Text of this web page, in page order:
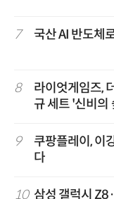
7 국산 AI 반도체
8
라이엇게임즈,
규 세트 '신비의
9
쿠팡플레이, 이
다
10 삼성 갤럭시